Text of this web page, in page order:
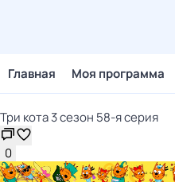
Главная Моя программа
Три кота 3 сезон 58-я серия
0